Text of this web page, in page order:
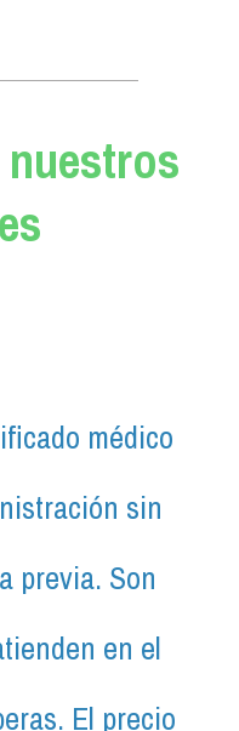
médico
sin
previa. Son
en el
El precio